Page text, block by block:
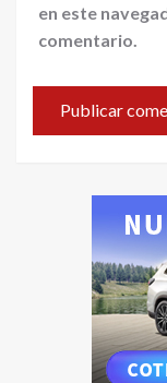
en este
comentario.